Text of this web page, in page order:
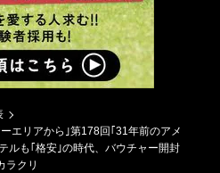
エリアから｣第178回｢31年前のアメ
ルも｢格安｣の時代、バウチャー開封
ラクリ